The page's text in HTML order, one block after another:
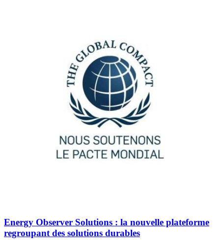
Energy Observer Solutions : la nouvelle plateforme
regroupant des solutions durables